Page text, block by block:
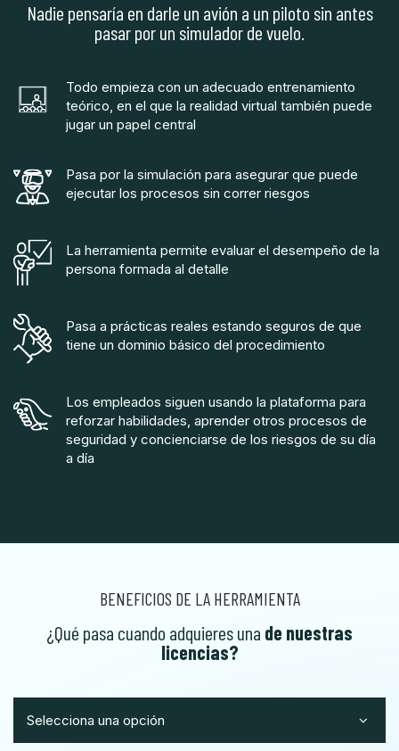
Nadie pensaría en darle un avión a un piloto sin antes
pasar por un simulador de vuelo.
Todo empieza con un adecuado entrenamiento
teórico, en el que la realidad virtual también puede
jugar un papel central
Pasa por la simulación para asegurar que puede
ejecutar los procesos sin correr riesgos
La herramienta permite evaluar el desempeño de la
persona formada al detalle
Pasa a prácticas reales estando seguros de que
tiene un dominio básico del procedimiento
Los empleados siguen usando la plataforma para
reforzar habilidades, aprender otros procesos de
seguridad y concienciarse de los riesgos de su día
a día
BENEFICIOS DE LA HERRAMIENTA
¿Qué pasa cuando adquieres una de nuestras
licencias?
Selecciona una opción